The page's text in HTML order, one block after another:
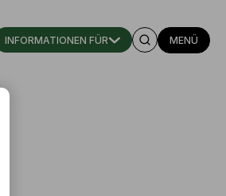
INFORMATIONEN FÜR MENÜ